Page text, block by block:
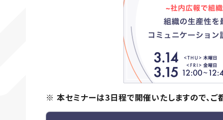
※ 本セミナーは3日程で開催いたしますので、ご